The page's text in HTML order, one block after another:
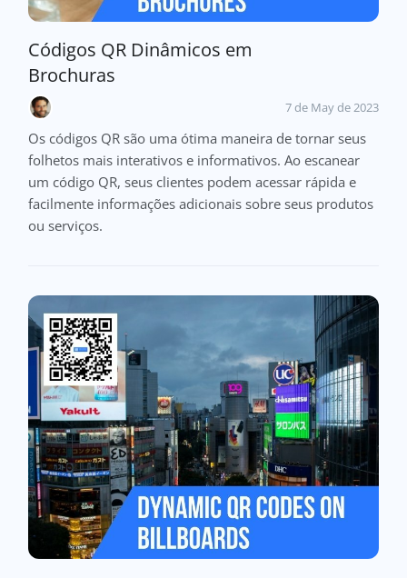
Códigos QR Dinâmicos em
Brochuras
7 de May de 2023
Os códigos QR são uma ótima maneira de tornar seus
folhetos mais interativos e informativos. Ao escanear
um código QR, seus clientes podem acessar rápida e
facilmente informações adicionais sobre seus produtos
ou serviços.